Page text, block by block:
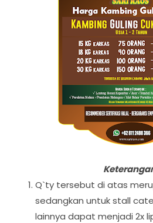
Q`ty tersebut di atas
sedangkan untuk stall
lainnya dapat menjadi 2x